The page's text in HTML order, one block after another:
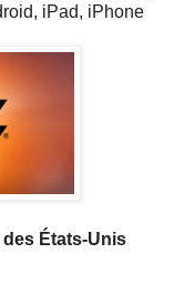
iPad, iPhone
États-Unis